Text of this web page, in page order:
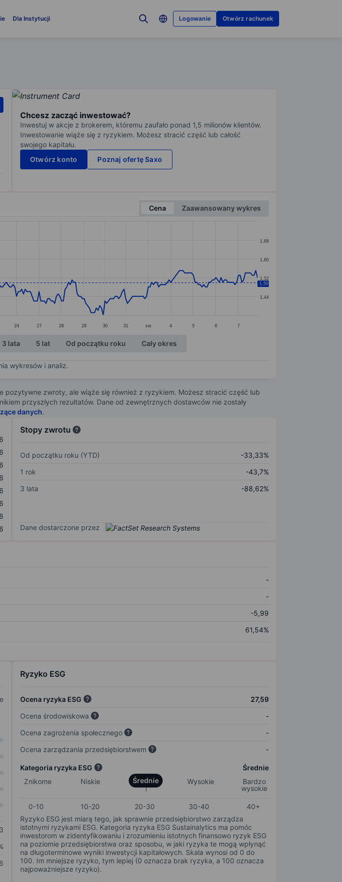
Dla Instytucji Logowanie Otwórz rachunek
Chcesz zacząć inwestować?
Inwestuj w akcje z brokerem, któremu zaufało ponad 1,5 milionów klientów.
Inwestowanie wiąże się z ryzykiem. Możesz stracić część lub całość
swojego kapitału.
Otwórz konto
Poznaj ofertę Saxo
Cena
Zaawansowany wykres
24 27 28 29 30 31 sie 4 5 6 7
1,44
1,52
1,60
1,68
1,50
3 lata 5 lat Od początku roku Cały okres
wykresów i analiz.
pozytywne zwroty, ale wiąże się również z ryzykiem. Możesz stracić część lub
przyszłych rezultatów. Dane od zewnętrznych dostawców nie zostały
danych.
Stopy zwrotu
Od początku roku (YTD)
-33,33%
1 rok
-43,7%
3 lata
-88,62%
Dane dostarczone przez
-
-
-5,99
61,54%
3
Ryzyko ESG
Ocena ryzyka ESG
27,59
Ocena środowiskowa
-
Ocena zagrożenia społecznego
-
Ocena zarządzania przedsiębiorstwem
-
Kategoria ryzyka ESG
Średnie
Znikome
Niskie Średnie Wysokie
Bardzo
wysokie
0-10 10-20 20-30 30-40
40+
Ryzyko ESG jest miarą tego, jak sprawnie przedsiębiorstwo zarządza
istotnymi ryzykami ESG. Kategoria ryzyka ESG Sustainalytics ma pomóc
inwestorom w zidentyfikowaniu i zrozumieniu istotnych finansowo ryzyk ESG
na poziomie przedsiębiorstwa oraz sposobu, w jaki ryzyka te mogą wpłynąć
na długoterminowe wyniki inwestycji kapitałowych. Skala wynosi od 0 do
100. Im mniejsze ryzyko, tym lepiej (0 oznacza brak ryzyka, a 100 oznacza
najpoważniejsze ryzyko).